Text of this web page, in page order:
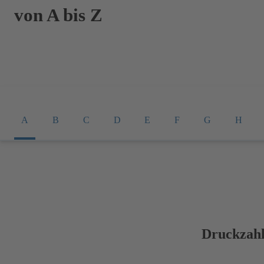
von A bis Z
A B C D E F G H
Druckzahl